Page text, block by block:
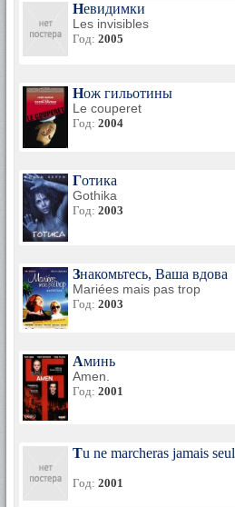
Невидимки
Les invisibles
Год: 2005
Нож гильотины
Le couperet
Год: 2004
Готика
Gothika
Год: 2003
Знакомьтесь, Ваша вдова
Mariées mais pas trop
Год: 2003
Аминь
Amen.
Год: 2001
Tu ne marcheras jamais seul
Год: 2001